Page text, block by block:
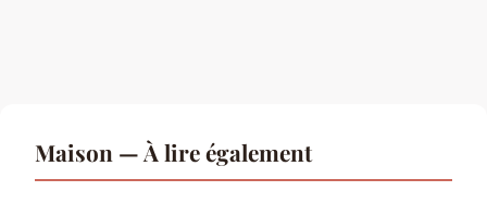
Maison — À lire également